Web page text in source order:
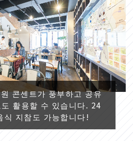
콘센트가 풍부하고 공유
활용할 수 있습니다. 24
식 지참도 가능합니다!